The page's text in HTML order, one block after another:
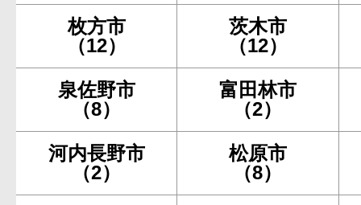
枚方市
（12）
茨木市
（12）
泉佐野市
（8）
富田林市
（2）
河内長野市
（2）
松原市
（8）